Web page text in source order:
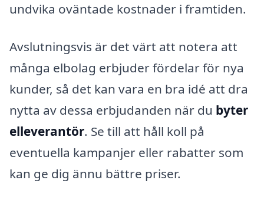
undvika oväntade kostnader i framtiden.
Avslutningsvis är det värt att notera att
många elbolag erbjuder fördelar för nya
kunder, så det kan vara en bra idé att dra
nytta av dessa erbjudanden när du byter
elleverantör. Se till att håll koll på
eventuella kampanjer eller rabatter som
kan ge dig ännu bättre priser.